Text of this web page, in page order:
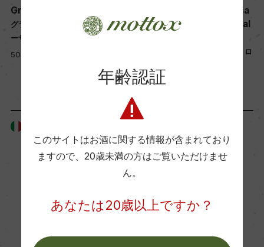
Grappa di Moscato Rosa
グラッパ・ディ・モスカート・ロ
ーザ
500ml, 5,200 yen
Grappa di Moscato Rosa
Vetro Soffiato Artigianal
グラッパ・ディ・モスカート・ロ
500ml, 9,000 yen
年齢認証
このサイトはお酒に関する情報が含まれており
ますので、 20歳未満の方はご覧いただけませ
ん。
あなたは20歳以上ですか？